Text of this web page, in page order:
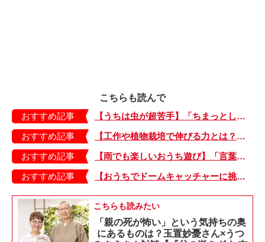
こちらも読んで
おすすめ記事
【うちは虫が超苦手】「ちまっとした虫にも大騒ぎ！」「可愛い系の虫……でも逃げる！」教えて！ みんなの虫ギライエピソード
おすすめ記事
【工作や植物栽培で伸びる力とは？】「非認知能力」を養う、おうちで楽しむ創作あそび・おうちあそび図鑑5
おすすめ記事
【雨でも楽しいおうち遊び】「言葉あそび」で伸ばす表現力や想像力・おうちあそび図鑑4
おすすめ記事
【おうちでドームキャッチャーに挑戦だ】アンパンマン わくわくドームキャッチャー
こちらも読みたい
「親の死が怖い」という気持ちの奥
にあるものは？玉置妙憂さん×うつ